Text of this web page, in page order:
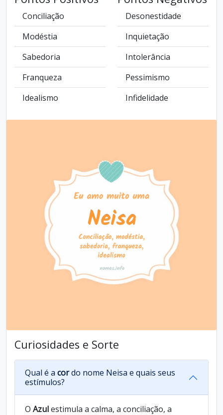
Conciliação
Modéstia
Sabedoria
Franqueza
Idealismo
Desonestidade
Inquietação
Intolerância
Pessimismo
Infidelidade
Curiosidades e Sorte
Qual é a cordo nome Neisa e quais seus
estímulos?
O Azulestimula a calma, a conciliação, a